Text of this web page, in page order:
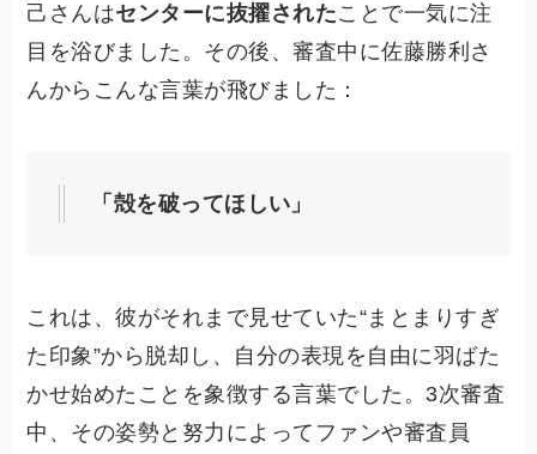
己さんはセンターに抜擢されたことで一気に注
目を浴びました。その後、審査中に佐藤勝利さ
んからこんな言葉が飛びました：
「殻を破ってほしい」
これは、彼がそれまで見せていた“まとまりすぎ
た印象”から脱却し、自分の表現を自由に羽ばた
かせ始めたことを象徴する言葉でした。3次審査
中、その姿勢と努力によってファンや審査員